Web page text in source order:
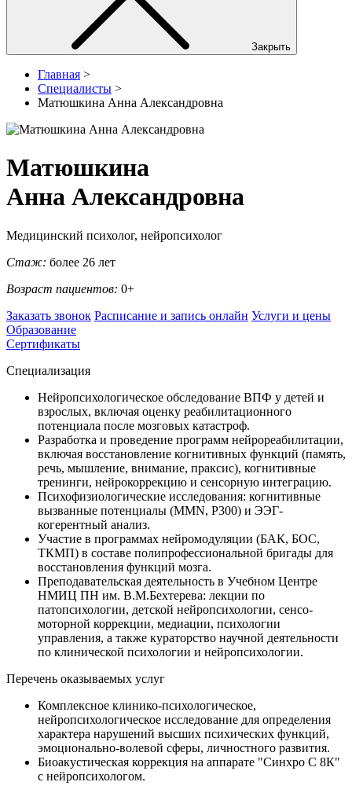
Закрыть
Главная >
Специалисты >
Матюшкина Анна Александровна
Матюшкина
Анна Александровна
Медицинский психолог, нейропсихолог
Стаж: более 26 лет
Возраст пациентов: 0+
Заказать звонок Расписание и запись онлайн Услуги и цены
Образование
Сертификаты
Специализация
Нейропсихологическое обследование ВПФ у детей и
взрослых, включая оценку реабилитационного
потенциала после мозговых катастроф.
Разработка и проведение программ нейрореабилитации,
включая восстановление когнитивных функций (память,
речь, мышление, внимание, праксис), когнитивные
тренинги, нейрокоррекцию и сенсорную интеграцию.
Психофизиологические исследования: когнитивные
вызванные потенциалы (MMN, P300) и ЭЭГ-
когерентный анализ.
Участие в программах нейромодуляции (БАК, БОС,
ТКМП) в составе полипрофессиональной бригады для
восстановления функций мозга.
Преподавательская деятельность в Учебном Центре
НМИЦ ПН им. В.М.Бехтерева: лекции по
патопсихологии, детской нейропсихологии, сенсо-
моторной коррекции, медиации, психологии
управления, а также кураторство научной деятельности
по клинической психологии и нейропсихологии.
Перечень оказываемых услуг
Комплексное клинико-психологическое,
нейропсихологическое исследование для определения
характера нарушений высших психических функций,
эмоционально-волевой сферы, личностного развития.
Биоакустическая коррекция на аппарате "Синхро С 8К"
с нейропсихологом.